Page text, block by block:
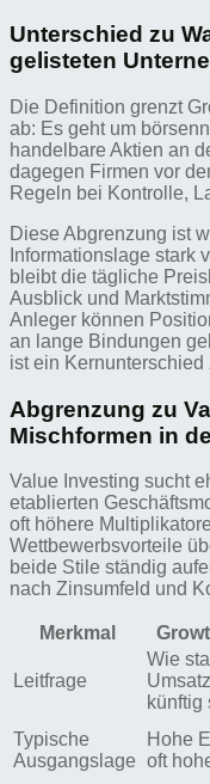
Unterschied zu
gelisteten
Die Definition grenzt
ab: Es geht um
handelbare Aktien an
dagegen Firmen vor
Regeln bei Kontrolle,
Diese Abgrenzung ist
Informationslage stark
bleibt die tägliche
Ausblick und
Anleger können
an lange Bindungen
ist ein
Abgrenzung zu
Mischformen in
Value Investing sucht
etablierten
oft höhere
Wettbewerbsvorteile
beide Stile ständig
nach Zinsumfeld und
Merkmal
Leitfrage
Wie
künftig
Typische
Ausgangslage
Hohe
oft